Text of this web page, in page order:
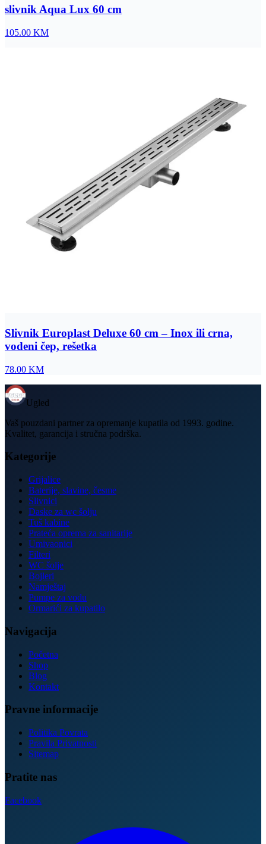
slivnik Aqua Lux 60 cm
105.00 KM
Slivnik Europlast Deluxe 60 cm – Inox ili crna,
vodeni čep, rešetka
78.00 KM
Ugled
Vaš pouzdani partner za opremanje kupatila od 1993. godine.
Kvalitet, garancija i stručna podrška.
Kategorije
Grijalice
Baterije, slavine, česme
Slivnici
Daske za wc šolju
Tuš kabine
Prateća oprema za sanitarije
Umivaonici
Filteri
WC šolje
Bojleri
Namještaj
Pumpe za vodu
Ormarići za kupatilo
Navigacija
Početna
Shop
Blog
Kontakt
Pravne informacije
Politika Povrata
Pravila Privatnosti
Sitemap
Pratite nas
Facebook